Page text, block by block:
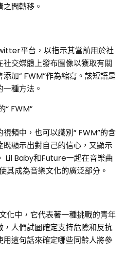
間轉移。
平台，以指示其當前用於社
交媒體上發布圖像以獲取有關
加“ FWM”作為縮寫。該短語是
種方法。
“ FWM”
頻中，也可以識別“ FWM”的含
顯示出對自己的信心，又顯示
Lil Baby和Future一起在音樂曲
其成為音樂文化的廣泛部分。
化中，它代表著一種挑戰的青年
人們試圖確定支持危險和反抗
這句話來確定哪些同齡人將參